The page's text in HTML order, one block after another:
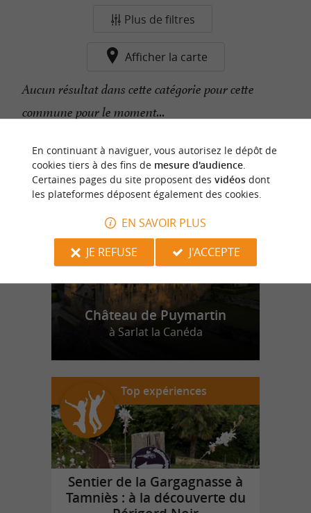
Plus de filtres
Afficher la carte
Aucun résultat dans cette catégorie pour cette
commune pour le moment...
n
o
t
r
e
c
o
u
p
d
e
c
o
e
u
r
Château de Puymartin
à Sarlat la Canéda
Top expériences
Sentier de la Gargagnasse à
Tamniès : à la découverte du
En continuant à naviguer, vous autorisez le dépôt de
cookies tiers à des fins de mesure d'audience.
Certaines pages du site proposent des vidéosdont
les plateformes déposent également des cookies.
EN SAVOIR PLUS
JE REFUSE
J'ACCEPTE